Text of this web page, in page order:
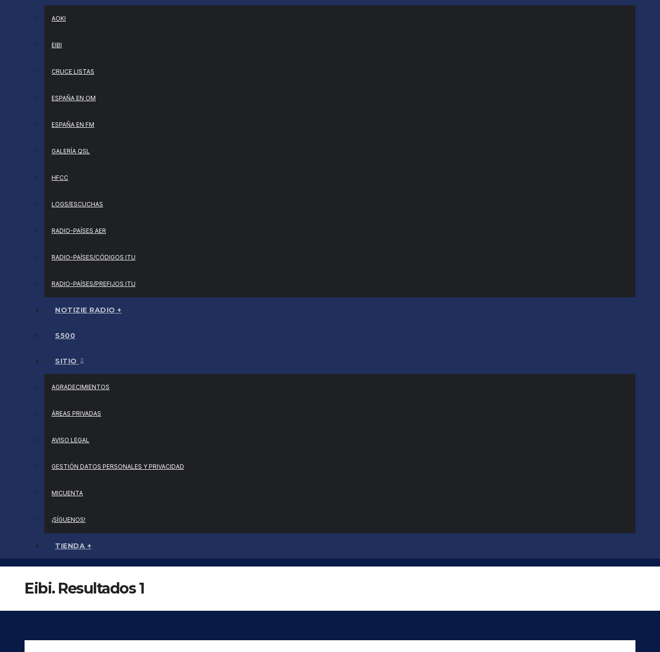
AOKI
EIBI
CRUCE LISTAS
ESPAÑA EN OM
ESPAÑA EN FM
GALERÍA QSL
HFCC
LOGS/ESCUCHAS
RADIO-PAÍSES AER
RADIO-PAÍSES/CÓDIGOS ITU
RADIO-PAÍSES/PREFIJOS ITU
NOTIZIE RADIO +
S500
SITIO
AGRADECIMIENTOS
ÁREAS PRIVADAS
AVISO LEGAL
GESTIÓN DATOS PERSONALES Y PRIVACIDAD
MICUENTA
¡SÍGUENOS!
TIENDA +
Eibi. Resultados 1